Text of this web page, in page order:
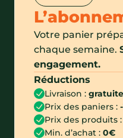
Votre panier
chaque semaine.
engagement.
Réductions
Livraison : gratuite
Prix des paniers :
Prix des produits :
Min. d’achat : 0€